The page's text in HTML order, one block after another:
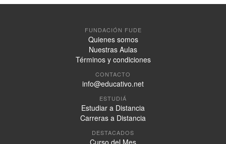
FUNDACIÓN FUDE
Quienes somos
Nuestras Aulas
Términos y condiciones
CONTACTO
info@educativo.net
ESTUDIÁ
Estudiar a Distancia
Carreras a Distancia
DESTACADOS
Curso del Mes